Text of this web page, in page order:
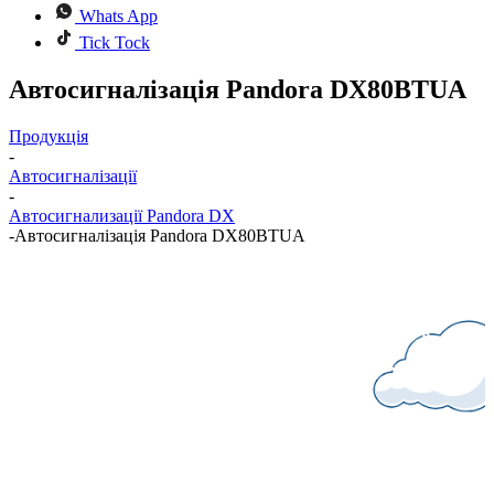
Whats App
Tick Tock
Автосигналізація Pandora DX80BTUA
Продукція
-
Автосигналізації
-
Автосигнализації Pandora DX
-Автосигналізація Pandora DX80BTUA